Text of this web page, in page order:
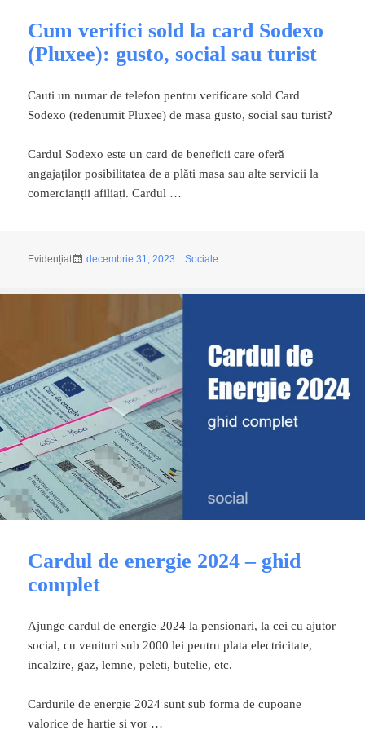
Cum verifici sold la card Sodexo
(Pluxee): gusto, social sau turist
Cauti un numar de telefon pentru verificare sold Card
Sodexo (redenumit Pluxee) de masa gusto, social sau turist?
Cardul Sodexo este un card de beneficii care oferă
angajaților posibilitatea de a plăti masa sau alte servicii la
comercianții afiliați. Cardul …
Evidențiat Publicat
decembrie 31, 2023 Categorii
Sociale
Cardul de energie 2024 – ghid
complet
Ajunge cardul de energie 2024 la pensionari, la cei cu ajutor
social, cu venituri sub 2000 lei pentru plata electricitate,
incalzire, gaz, lemne, peleti, butelie, etc.
Cardurile de energie 2024 sunt sub forma de cupoane
valorice de hartie si vor …